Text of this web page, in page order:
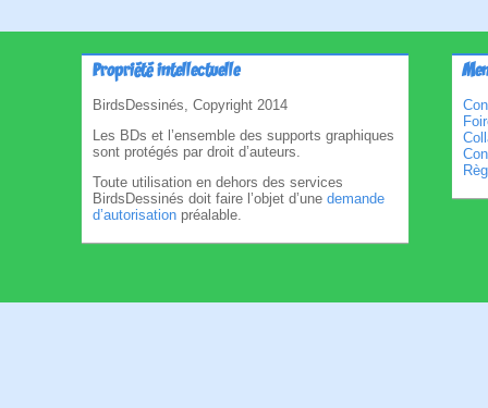
Propriété intellectuelle
BirdsDessinés, Copyright 2014
Les BDs et l’ensemble des supports graphiques
sont protégés par droit d’auteurs.
Toute utilisation en dehors des services
BirdsDessinés doit faire l’objet d’une demande
d’autorisation préalable.